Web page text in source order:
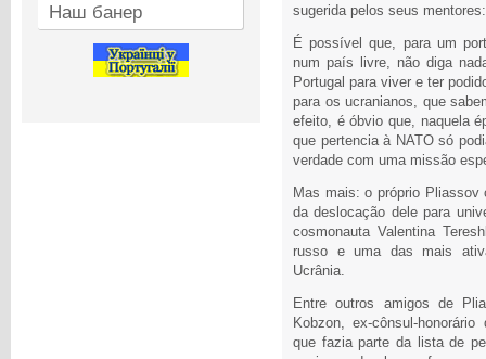
Наш банер
sugerida pelos seus
É possível que, para um
num país livre, não diga
Portugal para viver e ter
para os ucranianos, que
efeito, é óbvio que, naquela
que pertencia à NATO só
verdade com uma missão
Mas mais: o próprio
da deslocação dele para
cosmonauta Valentina
russo e uma das mais
Ucrânia.
Entre outros amigos de
Kobzon, ex-cônsul-
que fazia parte da lista de